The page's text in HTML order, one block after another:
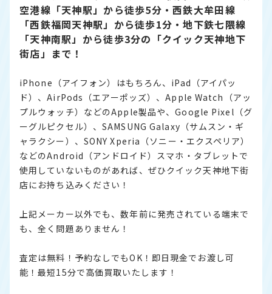
空港線「天神駅」から徒歩5分・西鉄大牟田線
「西鉄福岡天神駅」から徒歩1分・地下鉄七隈線
「天神南駅」から徒歩3分の「クイック天神地下
街店」まで！
iPhone（アイフォン）はもちろん、iPad（アイパッ
ド）、AirPods（エアーポッズ）、Apple Watch（アッ
プルウォッチ）などのApple製品や、Google Pixel（グ
ーグルピクセル）、SAMSUNG Galaxy（サムスン・ギ
ャラクシー）、SONY Xperia（ソニー・エクスペリア）
などのAndroid（アンドロイド）スマホ・タブレットで
使用していないものがあれば、ぜひクイック天神地下街
店にお持ち込みください！
上記メーカー以外でも、数年前に発売されている端末で
も、全く問題ありません！
査定は無料！予約なしでもOK！即日現金でお渡し可
能！最短15分で高価買取いたします！